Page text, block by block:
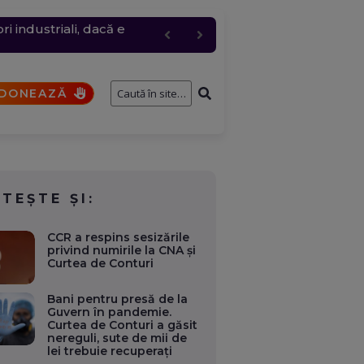
industriali, dacă e
electrică în orele de
cererea a urcat
logistic cheie
consilier
ȘI:
CCR a respins sesizările
privind numirile la CNA și
Curtea de Conturi
Bani pentru presă de la
Guvern în pandemie.
Curtea de Conturi a găsit
nereguli, sute de mii de
lei trebuie recuperați